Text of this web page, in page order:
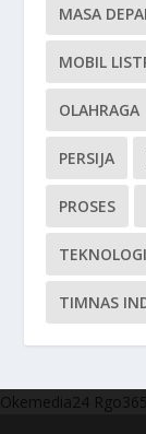
MASA
MOBIL
OLAHRAGA
PERSIJA
PROSES
TEKNOLOGI
TIMNAS
Okemedia24 Rgo365